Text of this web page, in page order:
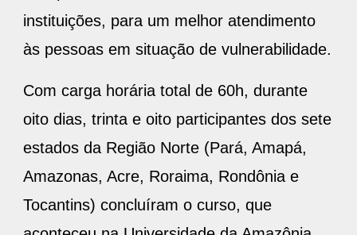
instituições, para um melhor atendimento
às pessoas em situação de vulnerabilidade.
Com carga horária total de 60h, durante
oito dias, trinta e oito participantes dos sete
estados da Região Norte (Pará, Amapá,
Amazonas, Acre, Roraima, Rondônia e
Tocantins) concluíram o curso, que